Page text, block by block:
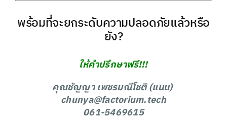
พร้อมที่จะยกระดับความปลอดภัยแล้วหรือ
ยัง?
ให้คำปรึกษาฟรี!!!
คุณชัญญา เพชรมณีโชติ(แนน)
chunya@factorium.tech
061-5469615